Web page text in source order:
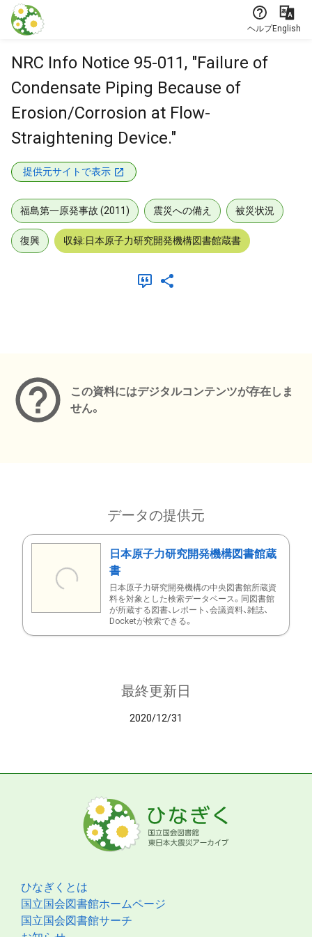
本文に飛ぶ
ヘルプEnglish
NRC Info Notice 95-011, "Failure of
Condensate Piping Because of
Erosion/Corrosion at Flow-
Straightening Device."
提供元サイトで表示
福島第一原発事故 (2011) 震災への備え 被災状況
復興 収録:日本原子力研究開発機構図書館蔵書
この資料にはデジタルコンテンツが存在しま
せん。
データの提供元
日本原子力研究開発機構図書館蔵
書
日本原子力研究開発機構の中央図書館所蔵資
料を対象とした検索データベース。同図書館
が所蔵する図書、レポート、会議資料、雑誌、
Docketが検索できる。
最終更新日
2020/12/31
ひなぎくとは
国立国会図書館ホームページ
国立国会図書館サーチ